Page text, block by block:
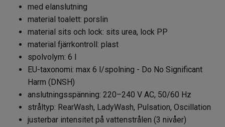
med elanslutning
material toalett: porslin
material sits och lock: sits urea, lock PP
material fjärrkontroll: plast
spolvolym: 6 l
EU-taxonomi: max 6 l/spolning - Do No Significant
Harm (DNSH)
anslutningsspänning: 220–240 V AC, 50/60 Hz
stråltyp: RearWash, LadyWash, Pulsation, Oscillation
justerbar intensitet på vattenstrålen (3 nivåer)